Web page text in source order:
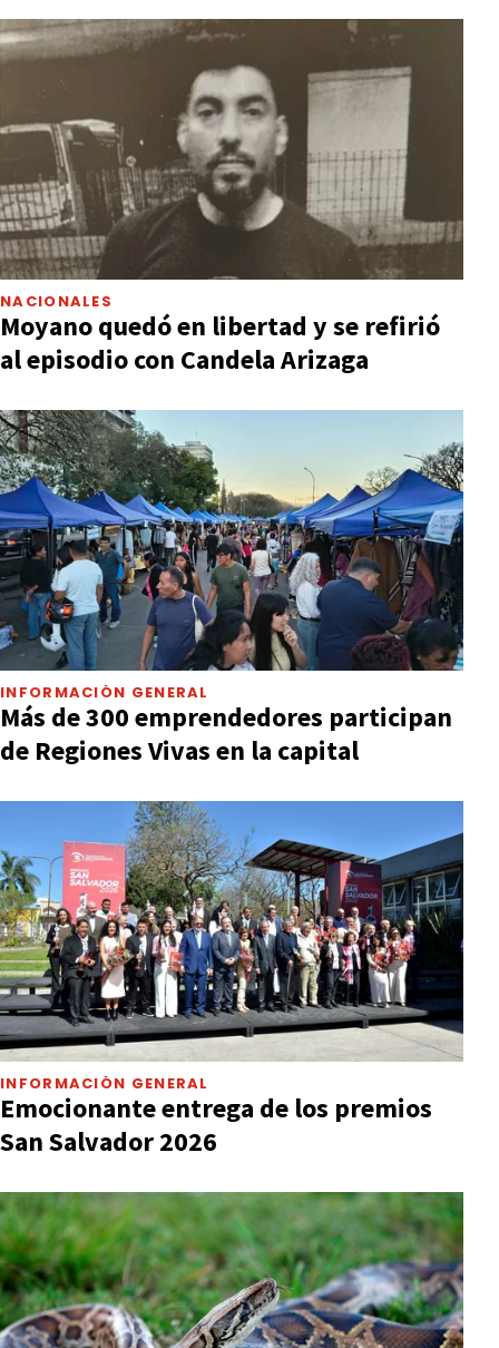
NACIONALES
Moyano quedó en libertad y se refirió
al episodio con Candela Arizaga
INFORMACIÓN GENERAL
Más de 300 emprendedores participan
de Regiones Vivas en la capital
INFORMACIÓN GENERAL
Emocionante entrega de los premios
San Salvador 2026